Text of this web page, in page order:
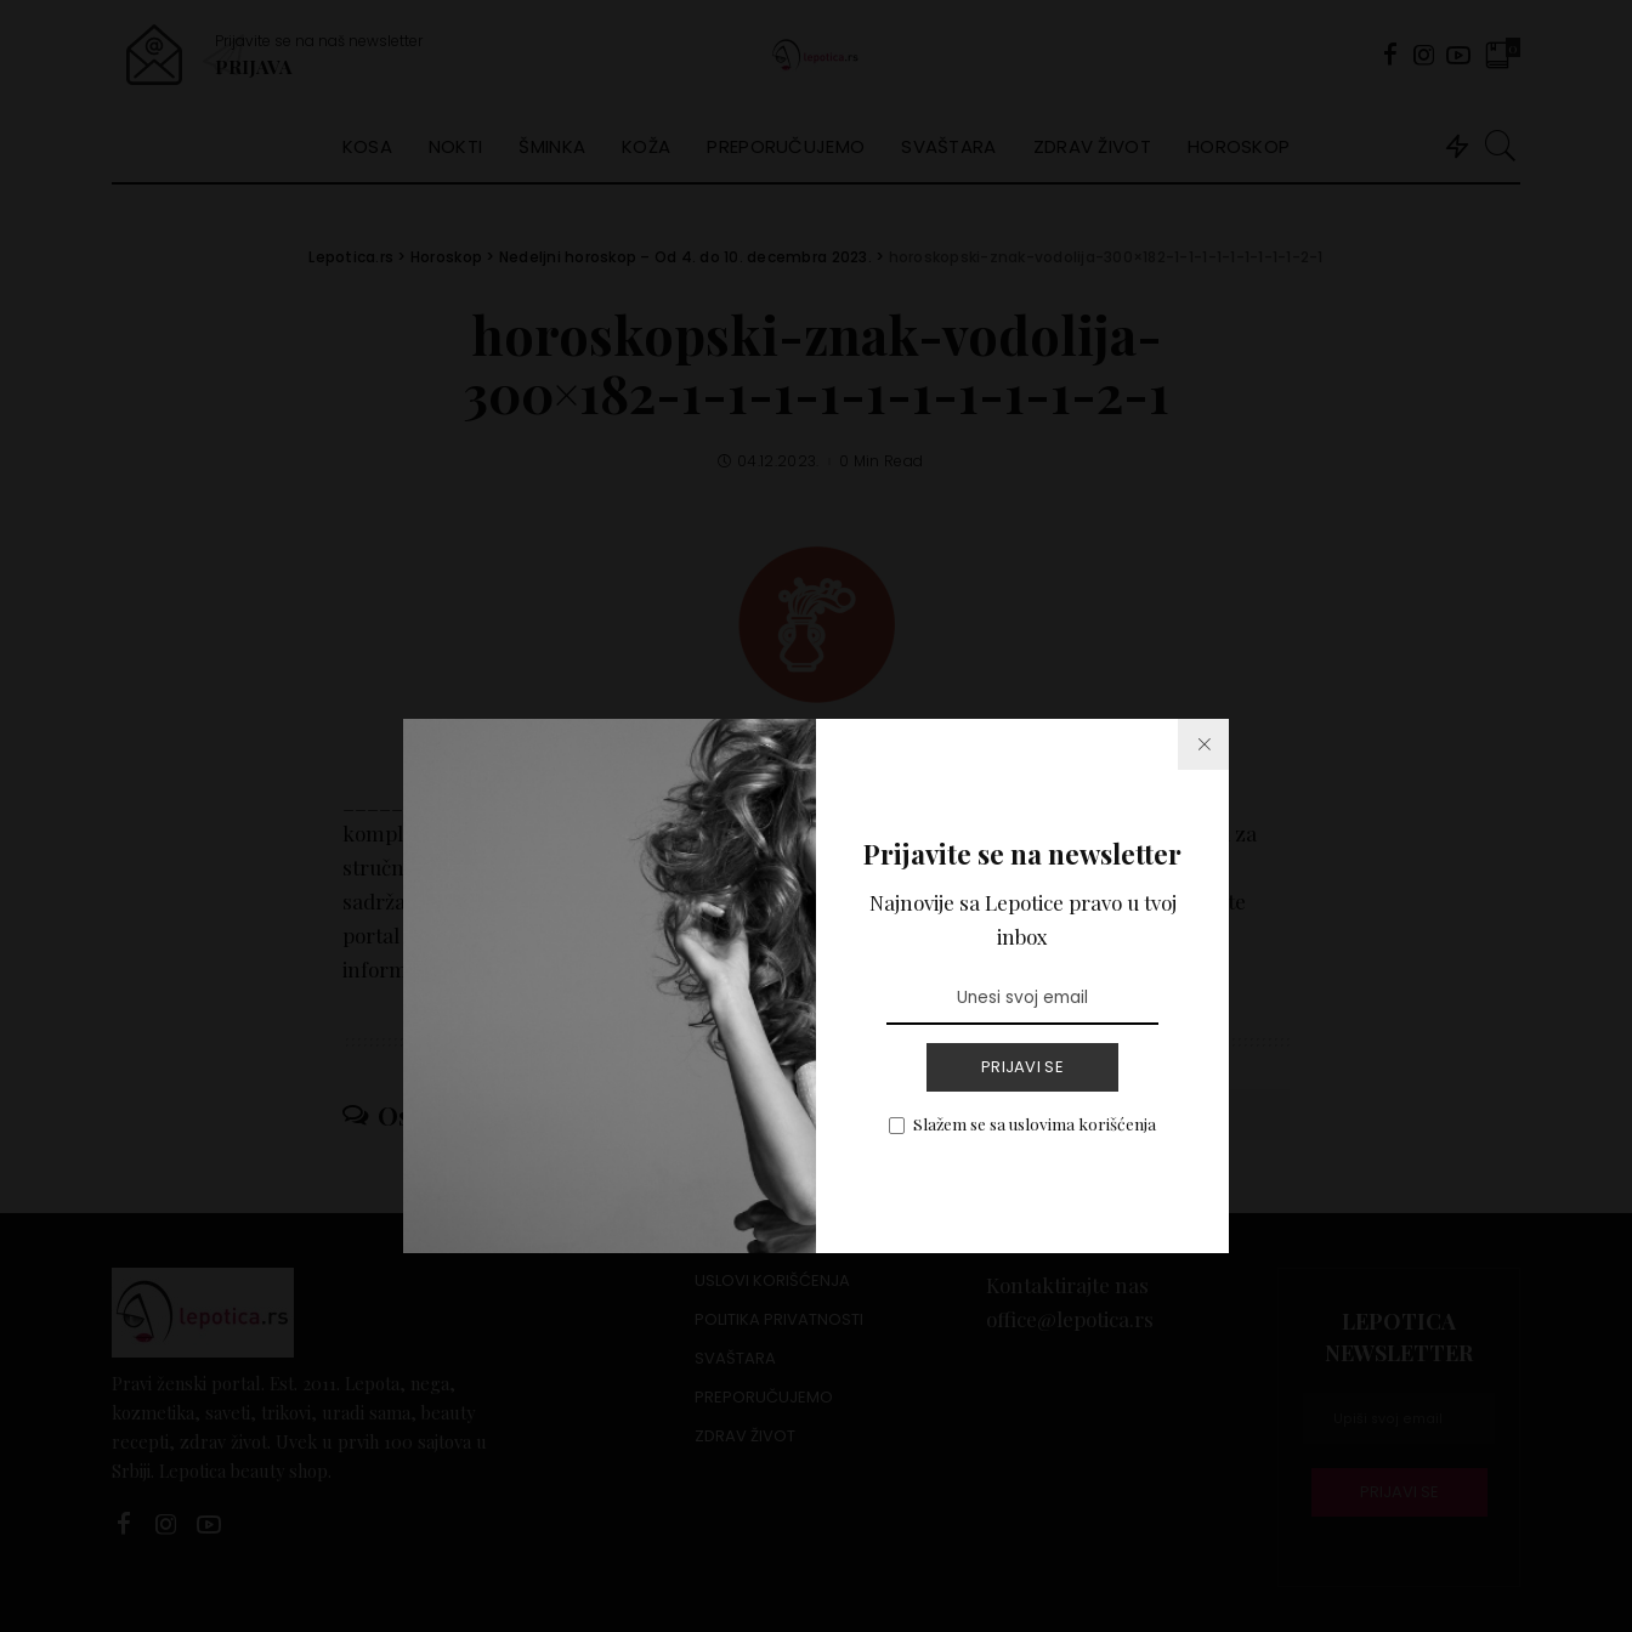
Prijavite se na newsletter
Najnovije sa Lepotice pravo u tvoj
inbox
PRIJAVI SE
Slažem se sa uslovima korišćenja
Prijavite se na naš newsletter
PRIJAVA
KOSA NOKTI ŠMINKA KOŽA PREPORUČUJEMO SVAŠTARA ZDRAV ŽIVOT HOROSKOP
Lepotica.rs > Horoskop > Nedeljni horoskop – Od 4. do 10. decembra 2023. >
horoskopski-znak-vodolija-
300×182-1-1-1-1-1-1-1-1-1-2-1
04.12.2023.
_____________________________________________________________ Svi tekstovi i
kompletan sadržaj na portalu Lepotica.rs napisani su samo u informativne svrhe i nije zamena za
stručni savet. Portal Lepotica.rs ne pruža medicinske, psihološke niti bilo koje stručne savete i
sadržaj tekstova na portalu ne predstavlja mišljenje autora i nije zamena za stručno mišljenje, te
portal Lepotica.rs ne može preuzeti odgovornost za eventualnu štetu nastalu korišćenjem
informacija iz sadržaja tekstova.
Ostavi odgovor Vidi komentare
USLOVI KORIŠĆENJA
POLITIKA PRIVATNOSTI
SVAŠTARA
PREPORUČUJEMO
ZDRAV ŽIVOT
Kontaktirajte nas
office@lepotica.rs
LEPOTICA
NEWSLETTER